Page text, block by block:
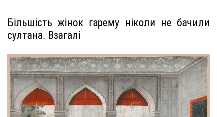
Більшість жінок гарему ніколи не бачили
султана. Взагалі